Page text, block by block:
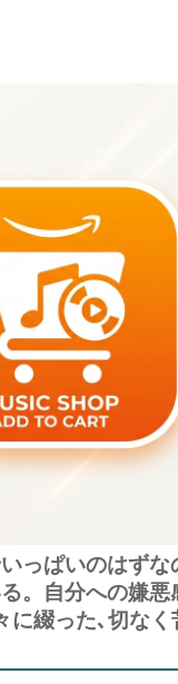
っぱいのはず
。自分への嫌
に綴った､切な